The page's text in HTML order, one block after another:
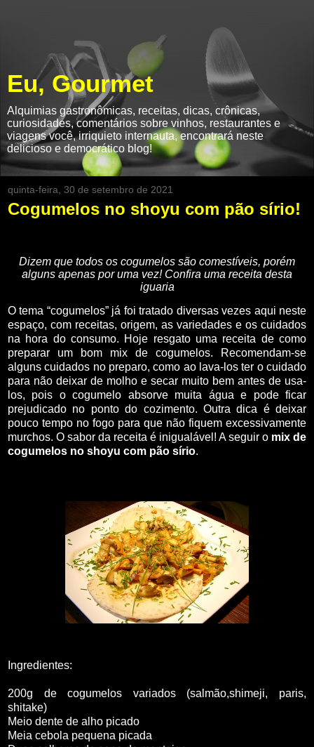
Eu, Gourmet
Alquimias gastronômicas, receitas, dicas, crônicas,
curiosidades, comentários sobre vinhos, restaurantes e
viagens você, irriquieto internauta, encontrará neste
delicioso e democrático blog!
quinta-feira, 30 de setembro de 2021
Cogumelos no shoyu com pão sírio!
Dizem que todos os cogumelos são comestíveis, porém
alguns apenas por uma vez! Confira uma receita desta
iguaria
O tema “cogumelos” já foi tratado diversas vezes aqui neste
espaço, com receitas, origem, as variedades e os cuidados
na hora do consumo. Hoje resgato uma receita de como
preparar um bom mix de cogumelos. Recomendam-se
alguns cuidados no preparo, como ao lava-los ter o cuidado
para não deixar de molho e secar muito bem antes de usa-
los, pois o cogumelo absorve muita água e pode ficar
prejudicado no ponto do cozimento. Outra dica é deixar
pouco tempo no fogo para que não fiquem excessivamente
murchos. O sabor da receita é inigualável! A seguir o mix de
cogumelos no shoyu com pão sírio.
Ingredientes:
200g de cogumelos variados (salmão,shimeji, paris,
shitake)
Meio dente de alho picado
Meia cebola pequena picada